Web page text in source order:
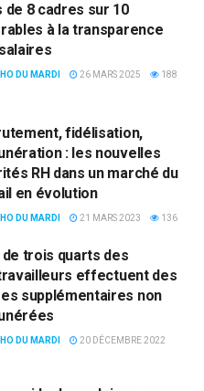
de 8 cadres sur 10
à la transparence
DU MARDI 26 MARS 2025 188
fidélisation,
: les nouvelles
RH dans un marché du
en évolution
DU MARDI 21 MARS 2023 136
de trois quarts des
effectuent des
supplémentaires non
DU MARDI
20 DÉCEMBRE 2022